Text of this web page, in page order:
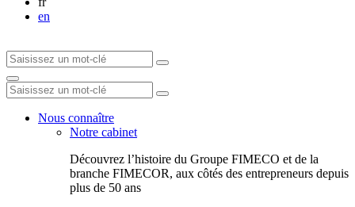
en
Nous connaître
Notre cabinet
Découvrez l’histoire du Groupe FIMECO et de la
branche FIMECOR, aux côtés des entrepreneurs depuis
plus de 50 ans